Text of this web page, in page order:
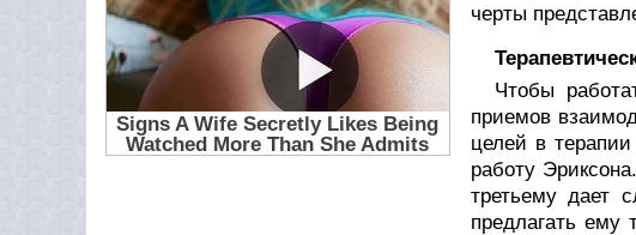
черты
Чтобы
приемов
целей в
работу
третьему дает
предлагать